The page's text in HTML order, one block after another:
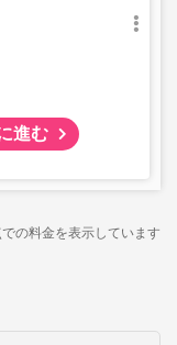
進む
での料金を表示しています